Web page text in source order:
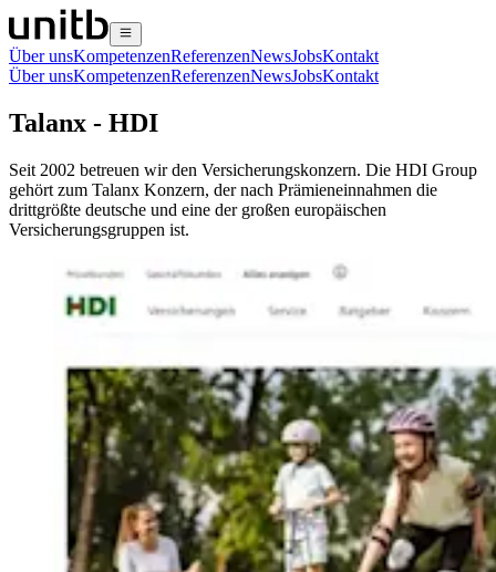
Über unsKompetenzenReferenzenNewsJobsKontakt
Über unsKompetenzenReferenzenNewsJobsKontakt
Talanx - HDI
Seit 2002 betreuen wir den Versicherungskonzern. Die HDI Group
gehört zum Talanx Konzern, der nach Prämieneinnahmen die
drittgrößte deutsche und eine der großen europäischen
Versicherungsgruppen ist.